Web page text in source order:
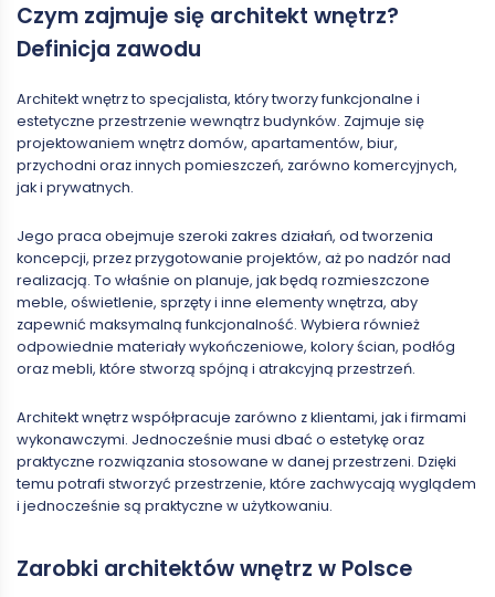
Czym zajmuje się architekt wnętrz?
Definicja zawodu
Architekt wnętrz to specjalista, który tworzy funkcjonalne i
estetyczne przestrzenie wewnątrz budynków. Zajmuje się
projektowaniem wnętrz domów, apartamentów, biur,
przychodni oraz innych pomieszczeń, zarówno komercyjnych,
jak i prywatnych.
Jego praca obejmuje szeroki zakres działań, od tworzenia
koncepcji, przez przygotowanie projektów, aż po nadzór nad
realizacją. To właśnie on planuje, jak będą rozmieszczone
meble, oświetlenie, sprzęty i inne elementy wnętrza, aby
zapewnić maksymalną funkcjonalność. Wybiera również
odpowiednie materiały wykończeniowe, kolory ścian, podłóg
oraz mebli, które stworzą spójną i atrakcyjną przestrzeń.
Architekt wnętrz współpracuje zarówno z klientami, jak i firmami
wykonawczymi. Jednocześnie musi dbać o estetykę oraz
praktyczne rozwiązania stosowane w danej przestrzeni. Dzięki
temu potrafi stworzyć przestrzenie, które zachwycają wyglądem
i jednocześnie są praktyczne w użytkowaniu.
Zarobki architektów wnętrz w Polsce